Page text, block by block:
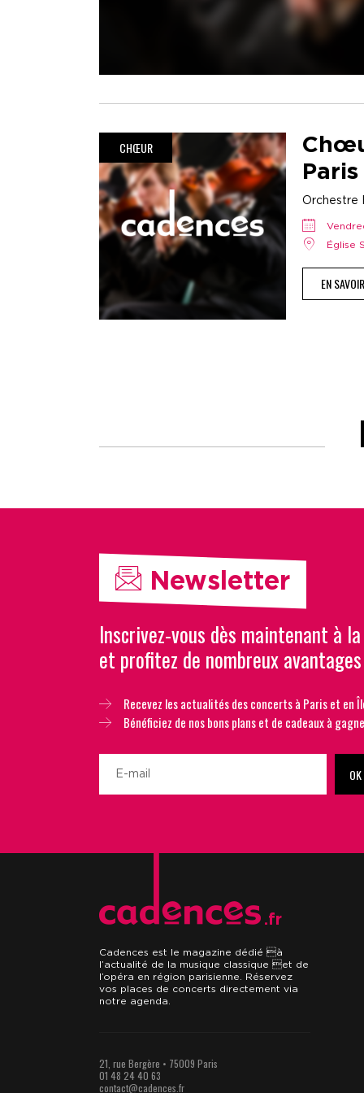
CHŒUR
Paris
Orchestre
Église
EN
Newsletter
Inscrivez-vous dès maintenant à
et profitez de nombreux avantages
Recevez les actualités des concerts à Paris et en
Bénéficiez de nos bons plans et de cadeaux à
OK
.fr
Cadences est le magazine dédié à
l’actualité de la musique classique et de
l’opéra en région parisienne. Réservez
vos places de concerts directement via
notre agenda.
21, rue Bergère • 75009 Paris
01 48 24 40 63
contact@cadences.fr